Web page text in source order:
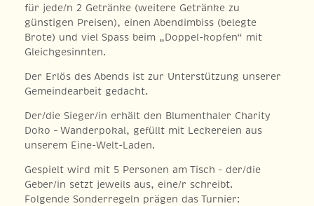
für jede/n 2 Getränke (weitere Getränke zu
günstigen Preisen), einen Abendimbiss (belegte
Brote) und viel Spass beim „Doppel-kopfen“ mit
Gleichgesinnten.
Der Erlös des Abends ist zur Unterstützung unserer
Gemeindearbeit gedacht.
Der/die Sieger/in erhält den Blumenthaler Charity
Doko – Wanderpokal, gefüllt mit Leckereien aus
unserem Eine-Welt-Laden.
Gespielt wird mit 5 Personen am Tisch – der/die
Geber/in setzt jeweils aus, eine/r schreibt.
Folgende Sonderregeln prägen das Turnier: